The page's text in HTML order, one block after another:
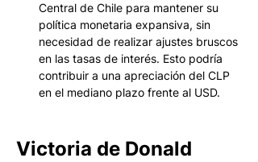
Central de Chile para mantener su
política monetaria expansiva, sin
necesidad de realizar ajustes bruscos
en las tasas de interés. Esto podría
contribuir a una apreciación del CLP
en el mediano plazo frente al USD.
Victoria de Donald